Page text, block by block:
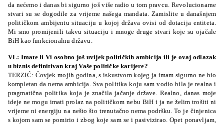
da nećemo i danas bi sigurno još više radio u tom pravcu. Revolucionarne
stvari su se dogodile za vrijeme našega mandata. Zamislite u današnjem
političkom ambijentu situaciju u kojoj država ovisi od dotacija entiteta.
Mi smo promijenili takvu situaciju i mnoge druge stvari koje su ojačale
BiH kao funkcionalnu državu.
VL: Imate li Vi osobno još uvijek političkih ambicija ili je ovaj odlazak
u biznis definitivan kraj Vaše političke karijere?
TERZIĆ: Čovjek mojih godina, s iskustvom kojeg ja imam sigurno ne bio
kompletan da nema ambicija. Sva politika koju sam vodio bila je realna i
pragmatična politika koja je značila jačanje države. Realno, danas moje
ideje ne mogu imati prolaz na političkom nebu BiH i ja ne želim trošiti ni
vrijeme ni energiju na nešto što trenutačno nema podršku. To je činjenica
s kojom sam se pomirio i zbog koje sam se i pasivizirao. Opet ponavljam,